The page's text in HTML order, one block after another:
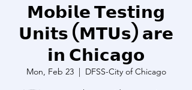
𝗠𝗼𝗯𝗶𝗹𝗲 𝗧𝗲𝘀𝘁𝗶𝗻𝗴
𝗨𝗻𝗶𝘁𝘀 (𝗠𝗧𝗨𝘀) 𝗮𝗿𝗲
𝗶𝗻 𝗖𝗵𝗶𝗰𝗮𝗴𝗼
Mon, Feb 23
  |
DFSS-City of Chicago